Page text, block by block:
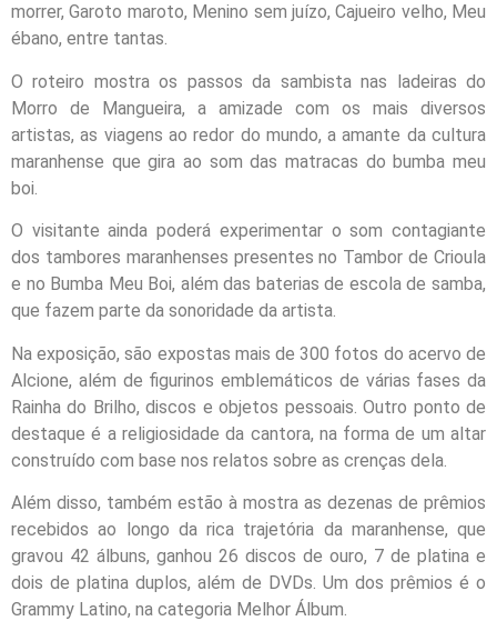
morrer, Garoto maroto, Menino sem juízo, Cajueiro velho, Meu
ébano, entre tantas.
O roteiro mostra os passos da sambista nas ladeiras do
Morro de Mangueira, a amizade com os mais diversos
artistas, as viagens ao redor do mundo, a amante da cultura
maranhense que gira ao som das matracas do bumba meu
boi.
O visitante ainda poderá experimentar o som contagiante
dos tambores maranhenses presentes no Tambor de Crioula
e no Bumba Meu Boi, além das baterias de escola de samba,
que fazem parte da sonoridade da artista.
Na exposição, são expostas mais de 300 fotos do acervo de
Alcione, além de figurinos emblemáticos de várias fases da
Rainha do Brilho, discos e objetos pessoais. Outro ponto de
destaque é a religiosidade da cantora, na forma de um altar
construído com base nos relatos sobre as crenças dela.
Além disso, também estão à mostra as dezenas de prêmios
recebidos ao longo da rica trajetória da maranhense, que
gravou 42 álbuns, ganhou 26 discos de ouro, 7 de platina e
dois de platina duplos, além de DVDs. Um dos prêmios é o
Grammy Latino, na categoria Melhor Álbum.